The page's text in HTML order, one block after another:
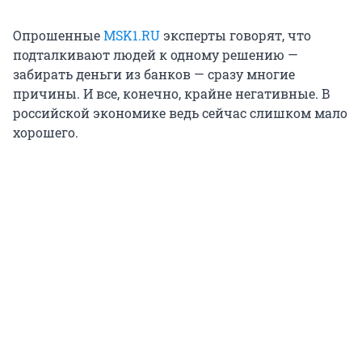
ОпрошенныеMSK1.RUэксперты говорят, что
подталкивают людей к одному решению —
забирать деньги из банков — сразу многие
причины. И все, конечно, крайне негативные. В
российской экономике ведь сейчас слишком мало
хорошего.